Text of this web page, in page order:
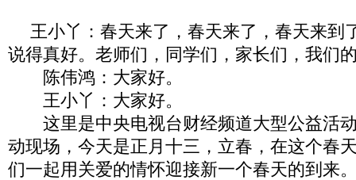
王小丫：春天来了，春天来了，春天来到
说得真好。老师们，同学们，家长们，我们
陈伟鸿：大家好。
王小丫：大家好。
这里是中央电视台财经频道大型公益活
动现场，今天是正月十三，立春，在这个春
们一起用关爱的情怀迎接新一个春天的到来